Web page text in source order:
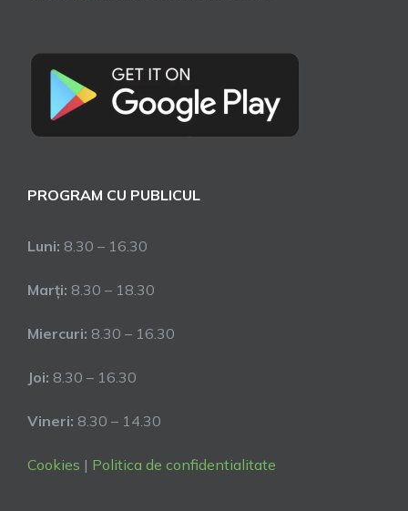
PROGRAM CU PUBLICUL
Luni: 8.30 – 16.30
Marți: 8.30 – 18.30
Miercuri: 8.30 – 16.30
Joi: 8.30 – 16.30
Vineri: 8.30 – 14.30
Cookies | Politica de confidentialitate